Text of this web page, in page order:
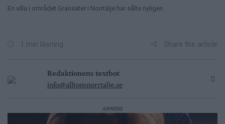
En villa i området Gransäter i Norrtälje har sålts nyligen.
1 min läsning Share the article
Redaktionens textbot
info@alltomnorrtalje.se
ANNONS